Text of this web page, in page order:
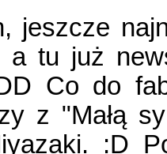
jeszcze
a tu już
Co do
z "Małą
:D